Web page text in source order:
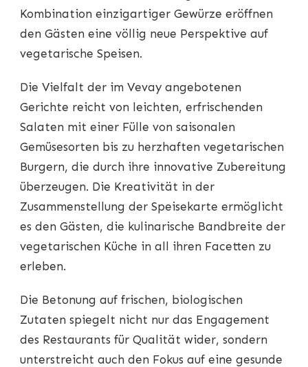
Kombination einzigartiger Gewürze eröffnen
den Gästen eine völlig neue Perspektive auf
vegetarische Speisen.
Die Vielfalt der im Vevay angebotenen
Gerichte reicht von leichten, erfrischenden
Salaten mit einer Fülle von saisonalen
Gemüsesorten bis zu herzhaften vegetarischen
Burgern, die durch ihre innovative Zubereitung
überzeugen. Die Kreativität in der
Zusammenstellung der Speisekarte ermöglicht
es den Gästen, die kulinarische Bandbreite der
vegetarischen Küche in all ihren Facetten zu
erleben.
Die Betonung auf frischen, biologischen
Zutaten spiegelt nicht nur das Engagement
des Restaurants für Qualität wider, sondern
unterstreicht auch den Fokus auf eine gesunde